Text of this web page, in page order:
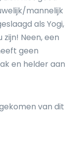
mannelijk
als Yogi,
Neen, een
geen
en helder aan
van dit